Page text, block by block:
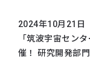
2024年10月21日
「筑波宇宙セン
催！ 研究開発部